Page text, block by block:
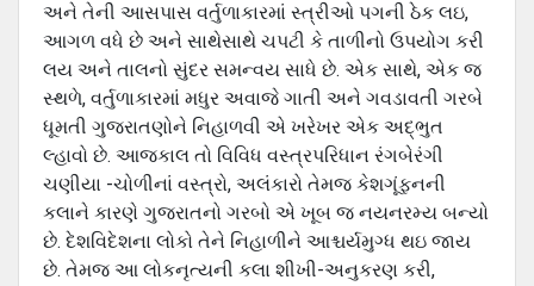
અને તેની આસપાસ વર્તુળાકારમાં સ્ત્રીઓ પગની ઠેક લઇ,
આગળ વધે છે અને સાથેસાથે ચપટી કે તાળીનો ઉપયોગ કરી
લય અને તાલનો સુંદર સમન્વય સાધે છે. એક સાથે, એક જ
સ્થળે, વર્તુળાકારમાં મધુર અવાજે ગાતી અને ગવડાવતી ગરબે
ધૂમતી ગુજરાતણોને નિહાળવી એ ખરેખર એક અદ્ભુત
લ્હાવો છે. આજકાલ તો વિવિધ વસ્ત્રપરિધાન રંગબેરંગી
ચણીયા -ચોળીનાં વસ્ત્રો, અલંકારો તેમજ કેશગૂંફનની
કલાને કારણે ગુજરાતનો ગરબો એ ખૂબ જ નયનરમ્ય બન્યો
છે. દેશવિદેશના લોકો તેને નિહાળીને આશ્ચર્યમુગ્ધ થઇ જાય
છે. તેમજ આ લોકનૃત્યની કલા શીખી-અનુકરણ કરી,